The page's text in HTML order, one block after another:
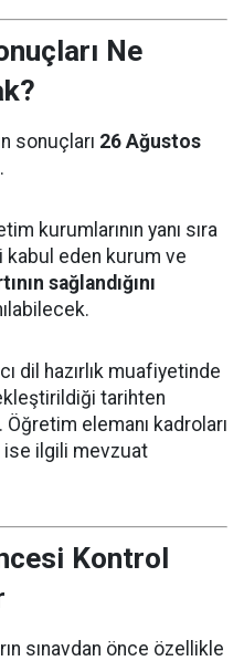
Ne
sonuçları 26 Ağustos
kurumlarının yanı sıra
kabul eden kurum ve
sağlandığını
dil hazırlık muafiyetinde
tarihten
Öğretim elemanı kadroları
ise ilgili mevzuat
Kontrol
sınavdan önce özellikle